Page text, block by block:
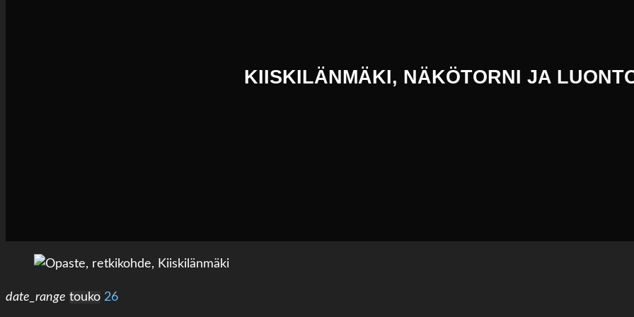
KIISKILÄNMÄKI, NÄKÖTORNI JA
date_range touko 26